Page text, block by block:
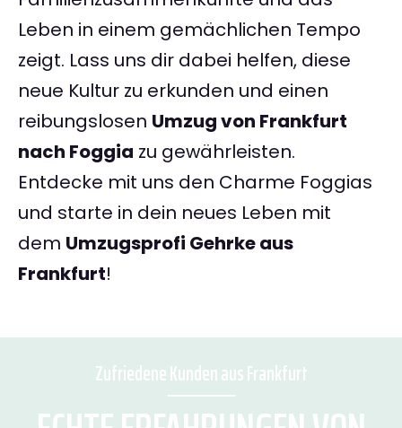
Leben in einem gemächlichen Tempo
zeigt. Lass uns dir dabei helfen, diese
neue Kultur zu erkunden und einen
reibungslosen Umzug von Frankfurt
nach Foggia zu gewährleisten.
Entdecke mit uns den Charme Foggias
und starte in dein neues Leben mit
dem Umzugsprofi Gehrke aus
Frankfurt!
Zufriedene Kunden aus Frankfurt